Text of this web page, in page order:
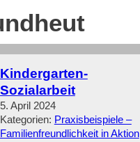
Kindergarten-
Sozialarbeit
5. April 2024
Kategorien: Praxisbeispiele –
Familienfreundlichkeit in Aktion